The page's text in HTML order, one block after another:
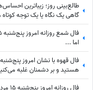
طالع‌بینی روز؛
گاهی یک نگاه یا یک توجه
کند / پنج‌شنبه 15 مرداد 1405
اما ...
هستید و بر دشمنان غلبه